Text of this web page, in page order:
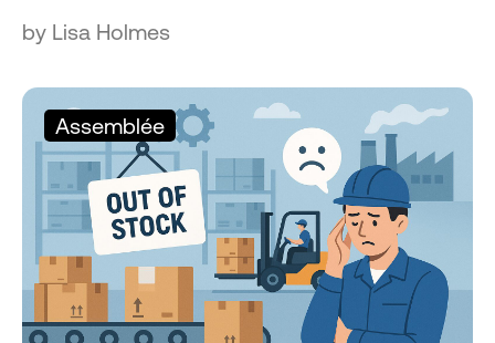
by Lisa Holmes
Assemblée